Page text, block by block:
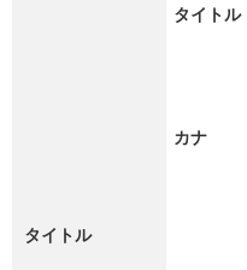
タイトル
タイトル
カナ